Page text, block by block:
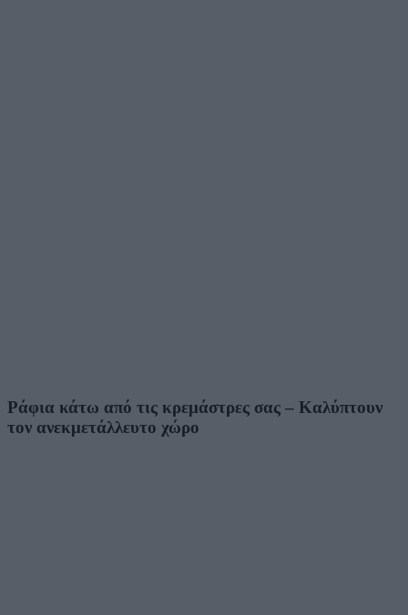
Ράφια κάτω από τις κρεμάστρες σας – Καλύπτουν
τον ανεκμετάλλευτο χώρο